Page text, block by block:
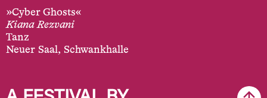
»Cyber Ghosts«
Kiana Rezvani
Tanz
Neuer Saal, Schwankhalle